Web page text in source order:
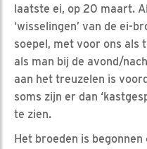
laatste ei, op 20 maart.
‘wisselingen’ van de ei-
soepel, met voor ons als
als man bij de avond/
aan het treuzelen is
soms zijn er dan
te zien.
Het broeden is